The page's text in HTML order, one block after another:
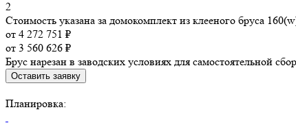
2
Стоимость указана за домокомплект из клееного бруса
от 4 272 751 ₽
от 3 560 626 ₽
Брус нарезан в заводских условиях для самостоятельной
Оставить заявку
Планировка: